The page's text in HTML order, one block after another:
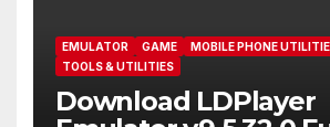
EMULATOR GAME
MOBILE PHONE
TOOLS & UTILITIES
Download LDPlayer